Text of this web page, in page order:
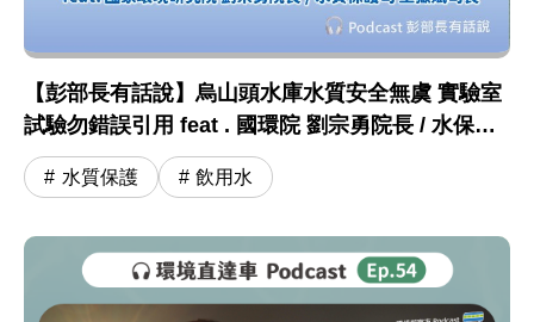
【彭部長有話說】烏山頭水庫水質安全無虞 實驗室
試驗勿錯誤引用 feat . 國環院 劉宗勇院長 / 水保司
王嶽斌司長
水質保護 飲用水